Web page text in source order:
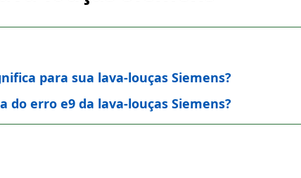
para sua lava-louças Siemens?
do erro e9 da lava-louças Siemens?